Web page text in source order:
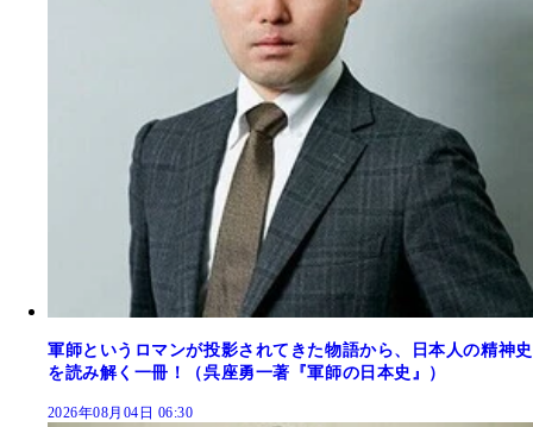
軍師というロマンが投影されてきた物語から、日本人の精神史
を読み解く一冊！（呉座勇一著『軍師の日本史』）
2026年08月04日 06:30